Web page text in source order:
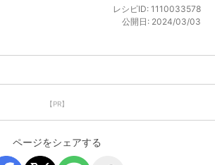
レシピID: 1110033578
公開日: 2024/03/03
【PR】
ページをシェアする